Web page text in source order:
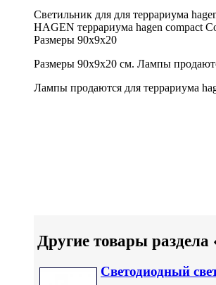
Светильник для для террариума
HAGEN террариума hagen compact
Размеры 90х9х20
Размеры 90х9х20 см. Лампы
Лампы продаются для террариума
Другие товары
Светодиодный